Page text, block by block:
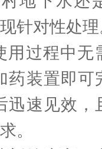
针对性处理
用过程中无
药装置即可
迅速见效，
。